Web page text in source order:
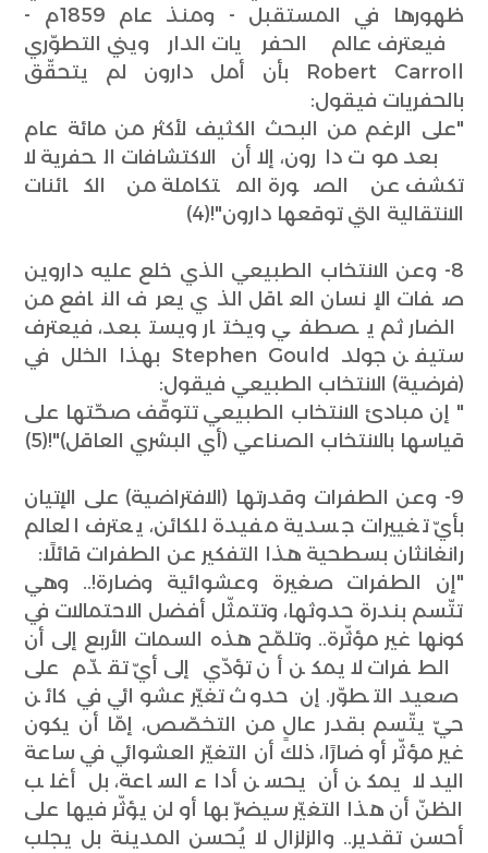
ظهورها في المستقبل - ومنذ عام 1859م -
فيعترف عالم الحفريات الدارويني التطوّري
Robert Carroll بأن أمل دارون لم يتحقّق
بالحفريات فيقول:
"على الرغم من البحث الكثيف لأكثر من مائة عام
بعد موت دارون، إلا أن الاكتشافات الحفرية لا
تكشف عن الصورة المتكاملة من الكائنات
الانتقالية التي توقعها دارون"!(4)
8- وعن الانتخاب الطبيعي الذي خلع عليه داروين
صفات الإنسان العاقل الذي يعرف النافع من
الضار ثم يصطفي ويختار ويستبعد، فيعترف
ستيفن جولد Stephen Gould بهذا الخلل في
(فرضية) الانتخاب الطبيعي فيقول:
" إن مبادئ الانتخاب الطبيعي تتوقّف صحّتها على
قياسها بالانتخاب الصناعي (أي البشري العاقل)"!(5)
9- وعن الطفرات وقدرتها (الافتراضية) على الإتيان
بأيّ تغييرات جسدية مفيدة للكائن، يعترف العالم
رانغانثان بسطحية هذا التفكير عن الطفرات قائلًا:
"إن الطفرات صغيرة وعشوائية وضارة!.. وهي
تتّسم بندرة حدوثها، وتتمثّل أفضل الاحتمالات في
كونها غير مؤثّرة.. وتلمّح هذه السمات الأربع إلى أن
الطفرات لا يمكن أن تؤدّي إلى أيّ تقدّم على
صعيد التطوّر. إن حدوث تغيّر عشوائي في كائن
حيّ يتّسم بقدر عالٍ من التخصّص، إمّا أن يكون
غير مؤثّر أو ضارًا، ذلك أن التغيّر العشوائي في ساعة
اليد لا يمكن أن يحسن أداء الساعة، بل أغلب
الظنّ أن هذا التغيّر سيضرّ بها أو لن يؤثّر فيها على
أحسن تقدير.. والزلزال لا يُحسن المدينة بل يجلب